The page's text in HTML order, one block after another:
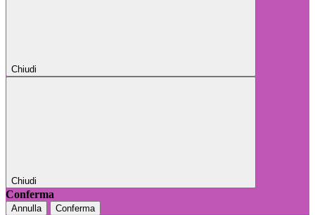
Chiudi
Chiudi
Conferma
Annulla Conferma